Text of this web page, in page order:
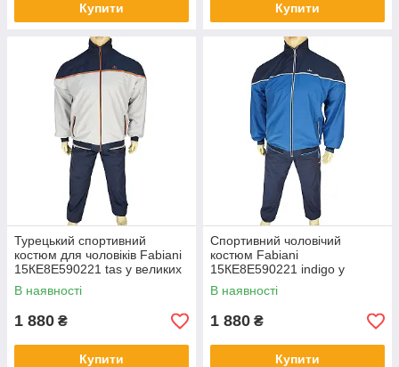
Купити Купити
Турецький спортивний
костюм для чоловіків Fabiani
15КЕ8E590221 tas у великих
розмірах
В наявності
1 880 ₴
Купити
Спортивний чоловічий
костюм Fabiani
15КЕ8E590221 indigo у
великому розмірі
В наявності
1 880 ₴
Купити